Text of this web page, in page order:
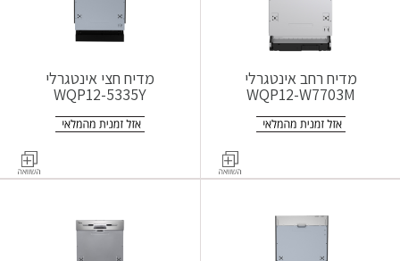
מדיח רחב אינטגרלי
WQP12-W7703M
מדיח חצי אינטגרלי
WQP12-5335Y